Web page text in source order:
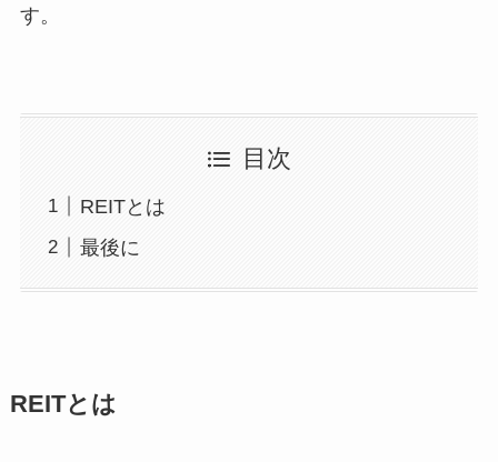
す。
目次
REITとは
最後に
REITとは